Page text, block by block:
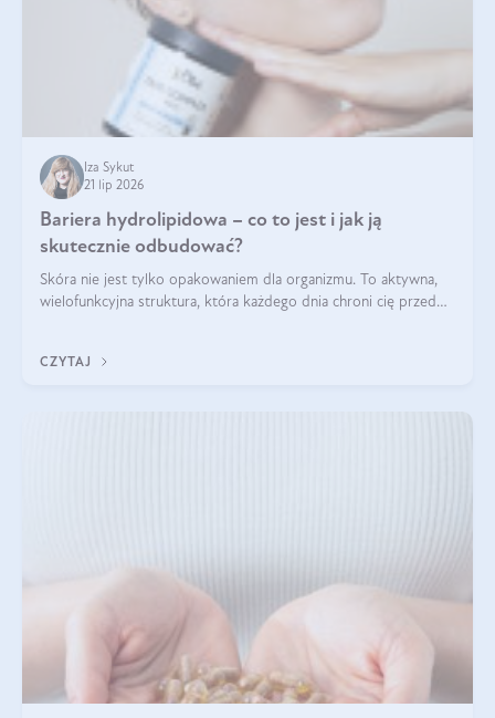
Iza Sykut
21 lip 2026
Bariera hydrolipidowa – co to jest i jak ją
skutecznie odbudować?
Skóra nie jest tylko opakowaniem dla organizmu. To aktywna,
wielofunkcyjna struktura, która każdego dnia chroni cię przed
bariera hydrolipidowa.
CZYTAJ